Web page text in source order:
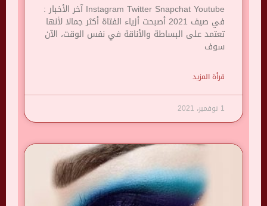
Instagram Twitter Snapchat Youtube آخر الأخبار :
في صيف 2021 أصبحت أزياء الفتاة أكثر جمالا لأنها
تعتمد على البساطة والأناقة في نفس الوقت، الآن
سوف
قرأة المزيد
1 نوفمبر، 2021